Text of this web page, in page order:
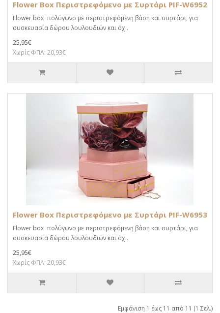
Flower Box Περιστρεφόμενο με Συρτάρι PIF-W6952
Flower box πολύγωνο με περιστρεφόμενη βάση και συρτάρι, για
συσκευασία δώρου λουλουδιών και όχ..
25,95€
Χωρίς ΦΠΑ: 20,93€
Flower Box Περιστρεφόμενο με Συρτάρι PIF-W6953
Flower box πολύγωνο με περιστρεφόμενη βάση και συρτάρι, για
συσκευασία δώρου λουλουδιών και όχ..
25,95€
Χωρίς ΦΠΑ: 20,93€
Εμφάνιση 1 έως 11 από 11 (1 Σελ.)